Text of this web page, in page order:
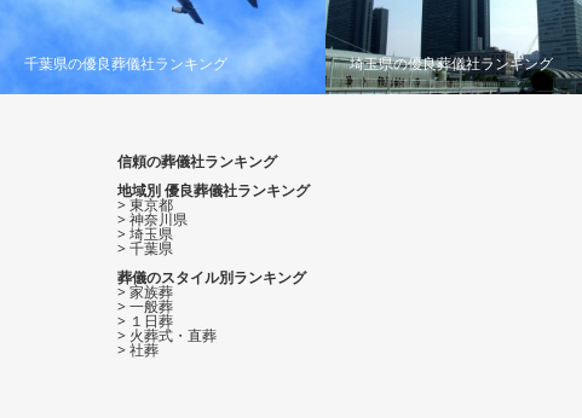
千葉県の優良葬儀社ランキング 埼玉県の優良葬儀社ランキング
信頼の葬儀社ランキング
地域別 優良葬儀社ランキング
> 東京都
> 神奈川県
> 埼玉県
> 千葉県
葬儀のスタイル別ランキング
> 家族葬
> 一般葬
> １日葬
> 火葬式・直葬
> 社葬